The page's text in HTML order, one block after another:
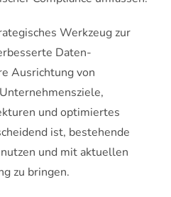
Werkzeug zur
Daten-
Ausrichtung von
und optimiertes
ist, bestehende
und mit aktuellen
zu bringen.